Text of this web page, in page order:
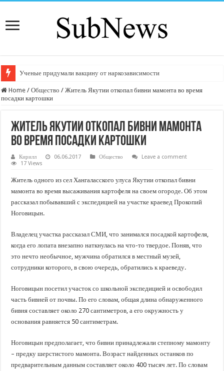
Ученые придумали вакцину от наркозависимости
Home / Общество / Житель Якутии откопал бивни мамонта во время
посадки картошки
Житель Якутии откопал бивни мамонта
во время посадки картошки
Кирилл 06.06.2017 Общество
Leave a comment
17 Views
Житель одного из сел Хангаласского улуса Якутии откопал бивни
мамонта во время высаживания картофеля на своем огороде. Об этом
рассказал побывавший с экспедицией на участке краевед Прокопий
Ноговицын.
Владелец участка рассказал СМИ, что занимался посадкой картофеля,
когда его лопата внезапно наткнулась на что-то твердое. Поняв, что
это нечто необычное, мужчина обратился в местный музей,
сотрудники которого, в свою очередь, обратились к краеведу.
Ноговицын посетил участок со школьной экспедицией и освободил
часть бивней от почвы. По его словам, общая длина обнаруженного
бивня составляет около 270 сантиметров, а его окружность у
основания равняется 50 сантиметрам.
Ноговицын предполагает, что бивни принадлежали степному мамонту
– предку шерстистого мамонта. Возраст найденных останков по
предварительным данным составляет около 400 тысяч лет. По словам